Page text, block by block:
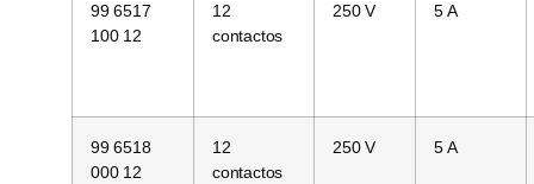
99 6517
100 12
12
contactos
250 V 5 A
99 6518
000 12
12
contactos
250 V 5 A